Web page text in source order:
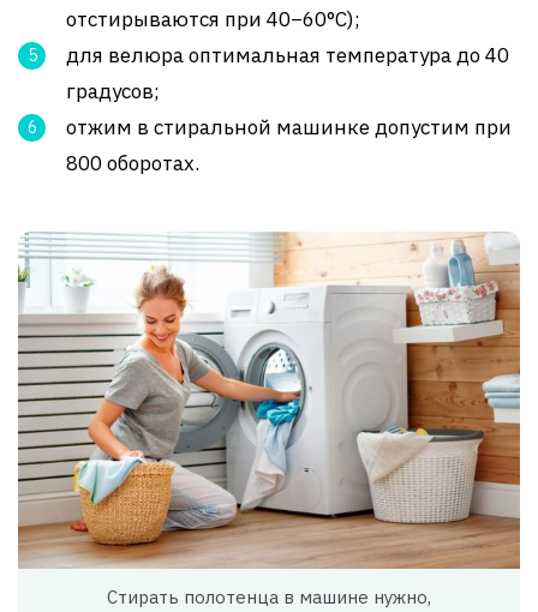
отстирываются при 40−60°С);
для велюра оптимальная температура до 40
градусов;
отжим в стиральной машинке допустим при
800 оборотах.
Стирать полотенца в машине нужно,